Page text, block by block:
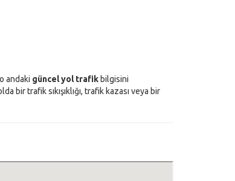
andaki güncel yol trafikbilgisini
bir trafik sıkışıklığı, trafik kazası veya bir